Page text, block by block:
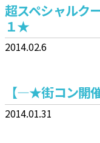
超スペシャル
１★
2014.02.6
【—★街コン開
2014.01.31